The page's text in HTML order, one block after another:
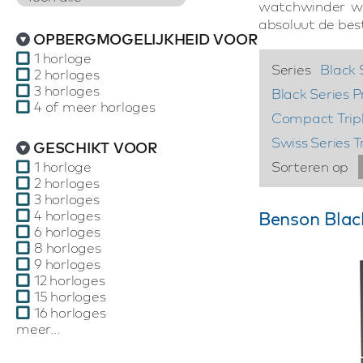
OPBERGMOGELIJKHEID VOOR
1 horloge
2 horloges
3 horloges
4 of meer horloges
GESCHIKT VOOR
1 horloge
2 horloges
3 horloges
4 horloges
6 horloges
8 horloges
9 horloges
12 horloges
15 horloges
16 horloges
meer...
watchwinder
absoluut de
Series
Black
Black Series
Compact
Swiss Series
Sorteren op
Benson